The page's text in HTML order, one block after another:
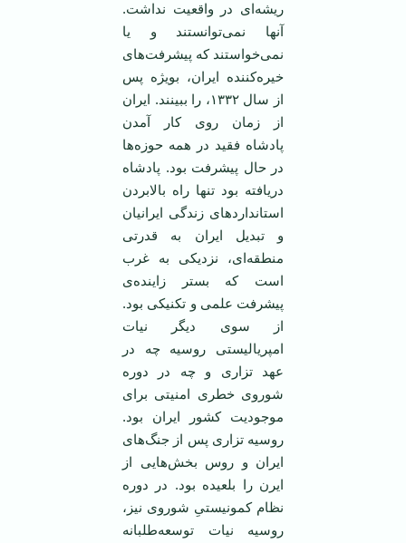
ریشه‌ای در واقعیت نداشت.
آنها نمی‌توانستند و یا
نمی‌خواستند که پیشرفت‌های
خیره‌کننده ایران، بویژه پس
از سال ۱۳۳۲، را ببینند. ایران
از زمان روی کار آمدن
پادشاه فقید در همه حوزه‌ها
در حال پیشرفت بود. پادشاه
دریافته بود تنها راه بالابردن
استانداردهای زندگی ایرانیان
و تبدیل ایران به قدرتی
منطقه‌ای، نزدیکی به غرب
است که بستر زاینده‌ی
پیشرفت علمی و تکنیکی بود.
از سوی دیگر نیات
امپریالیستی روسیه چه در
عهد تزاری و چه در دوره
شوروی خطری امنیتی برای
موجودیت کشور ایران بود.
روسیه تزاری پس از جنگ‌‌های
ایران و روس بخش‌هایی از
ایرن را بلعیده بود. در دوره
نظام کمونیستیِ شوروی نیز،
روسیه نیات توسعه‌طلبانه